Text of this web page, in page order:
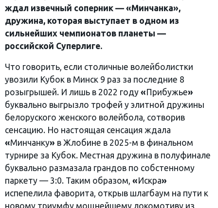
ждал извечный соперник — «Минчанка»,
дружина, которая выступает в одном из
сильнейших чемпионатов планеты —
российской Суперлиге.
Что говорить, если столичные волейболистки
увозили Кубок в Минск 9 раз за последние 8
розыгрышей. И лишь в 2022 году « Прибужье»
буквально выгрызло трофей у элитной дружины
белоруского женского волейбола, сотворив
сенсацию. Но настоящая сенсация ждала
«Минчанку» в Жлобине в 2025-м в финальном
турнире за Кубок. Местная дружина в полуфинале
буквально размазала грандов по собстенному
паркету — 3:0. Таким образом, « Искра»
испепелила фаворита, открыв шлагбаум на пути к
новому триумфу мощнейшему локомотиву из